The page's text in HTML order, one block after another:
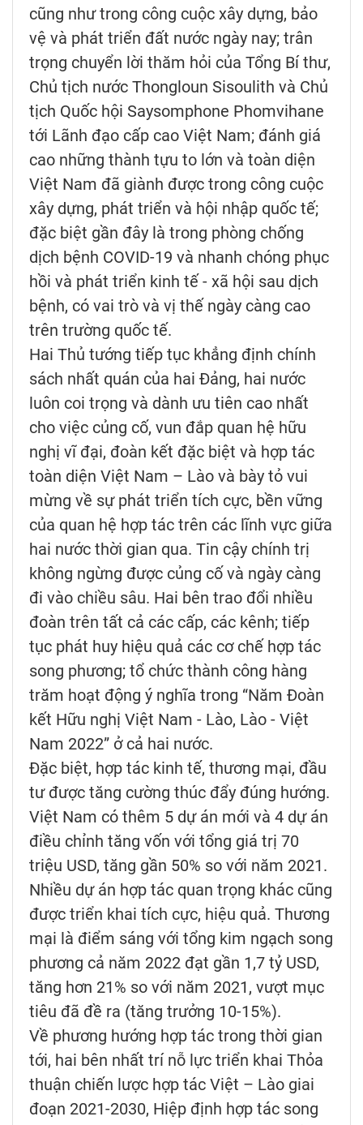
cũng như trong công cuộc xây dựng, bảo
vệ và phát triển đất nước ngày nay; trân
trọng chuyển lời thăm hỏi của Tổng Bí thư,
Chủ tịch nước Thongloun Sisoulith và Chủ
tịch Quốc hội Saysomphone Phomvihane
tới Lãnh đạo cấp cao Việt Nam; đánh giá
cao những thành tựu to lớn và toàn diện
Việt Nam đã giành được trong công cuộc
xây dựng, phát triển và hội nhập quốc tế;
đặc biệt gần đây là trong phòng chống
dịch bệnh COVID-19 và nhanh chóng phục
hồi và phát triển kinh tế - xã hội sau dịch
bệnh, có vai trò và vị thế ngày càng cao
trên trường quốc tế.
Hai Thủ tướng tiếp tục khẳng định chính
sách nhất quán của hai Đảng, hai nước
luôn coi trọng và dành ưu tiên cao nhất
cho việc củng cố, vun đắp quan hệ hữu
nghị vĩ đại, đoàn kết đặc biệt và hợp tác
toàn diện Việt Nam – Lào và bày tỏ vui
mừng về sự phát triển tích cực, bền vững
của quan hệ hợp tác trên các lĩnh vực giữa
hai nước thời gian qua. Tin cậy chính trị
không ngừng được củng cố và ngày càng
đi vào chiều sâu. Hai bên trao đổi nhiều
đoàn trên tất cả các cấp, các kênh; tiếp
tục phát huy hiệu quả các cơ chế hợp tác
song phương; tổ chức thành công hàng
trăm hoạt động ý nghĩa trong “Năm Đoàn
kết Hữu nghị Việt Nam - Lào, Lào - Việt
Nam 2022” ở cả hai nước.
Đặc biệt, hợp tác kinh tế, thương mại, đầu
tư được tăng cường thúc đẩy đúng hướng.
Việt Nam có thêm 5 dự án mới và 4 dự án
điều chỉnh tăng vốn với tổng giá trị 70
triệu USD, tăng gần 50% so với năm 2021.
Nhiều dự án hợp tác quan trọng khác cũng
được triển khai tích cực, hiệu quả. Thương
mại là điểm sáng với tổng kim ngạch song
phương cả năm 2022 đạt gần 1,7 tỷ USD,
tăng hơn 21% so với năm 2021, vượt mục
tiêu đã đề ra (tăng trưởng 10-15%).
Về phương hướng hợp tác trong thời gian
tới, hai bên nhất trí nỗ lực triển khai Thỏa
thuận chiến lược hợp tác Việt – Lào giai
đoạn 2021-2030, Hiệp định hợp tác song